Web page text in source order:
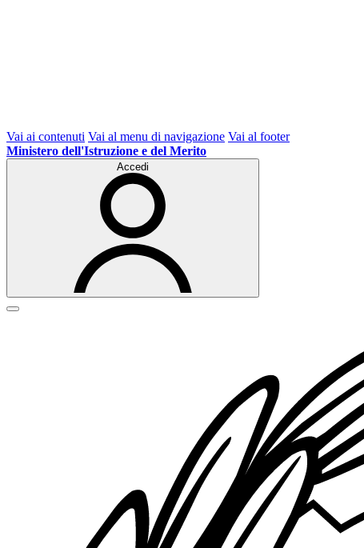
Vai ai contenuti Vai al menu di navigazione Vai al footer
Ministero dell'Istruzione e del Merito
Accedi